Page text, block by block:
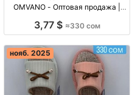
OMVANO - Оптовая продажа |
тапочки OMVANO, размер 36-41,
оптом, отправка в любые страны
3,77 $ ≈330 сом
нояб. 2025